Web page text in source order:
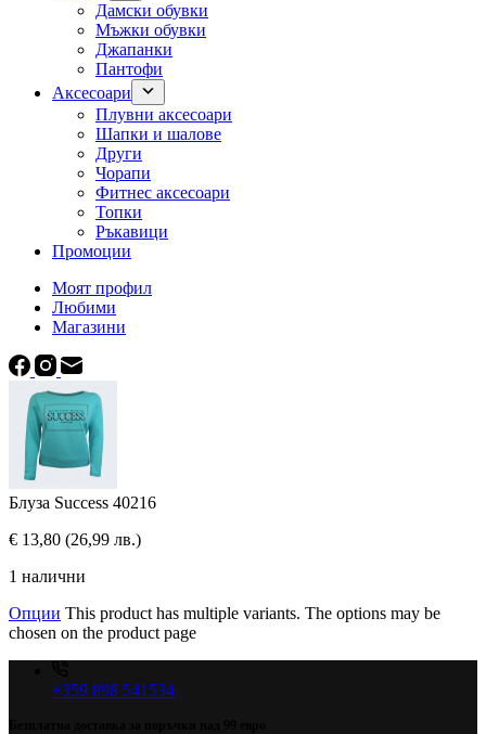
Дамски обувки
Мъжки обувки
Джапанки
Пантофи
Аксесоари
Плувни аксесоари
Шапки и шалове
Други
Чорапи
Фитнес аксесоари
Топки
Ръкавици
Промоции
Моят профил
Любими
Магазини
Блуза Success 40216
€ 13,80 (26,99 лв.)
1 налични
Опции This product has multiple variants. The options may be
chosen on the product page
+359 898 541534